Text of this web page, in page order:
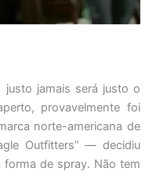
justo jamais será justo o
provavelmente foi
norte-americana de
Outfitters” — decidiu
forma de spray. Não tem